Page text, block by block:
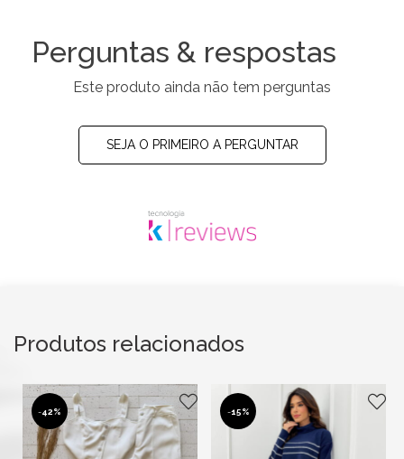
Perguntas & respostas
Este produto ainda não tem perguntas
SEJA O PRIMEIRO A PERGUNTAR
Produtos relacionados
-42% -15%